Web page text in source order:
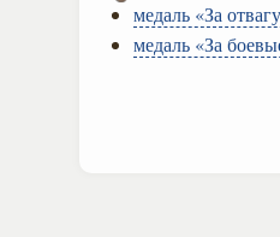
медаль «За
медаль «За